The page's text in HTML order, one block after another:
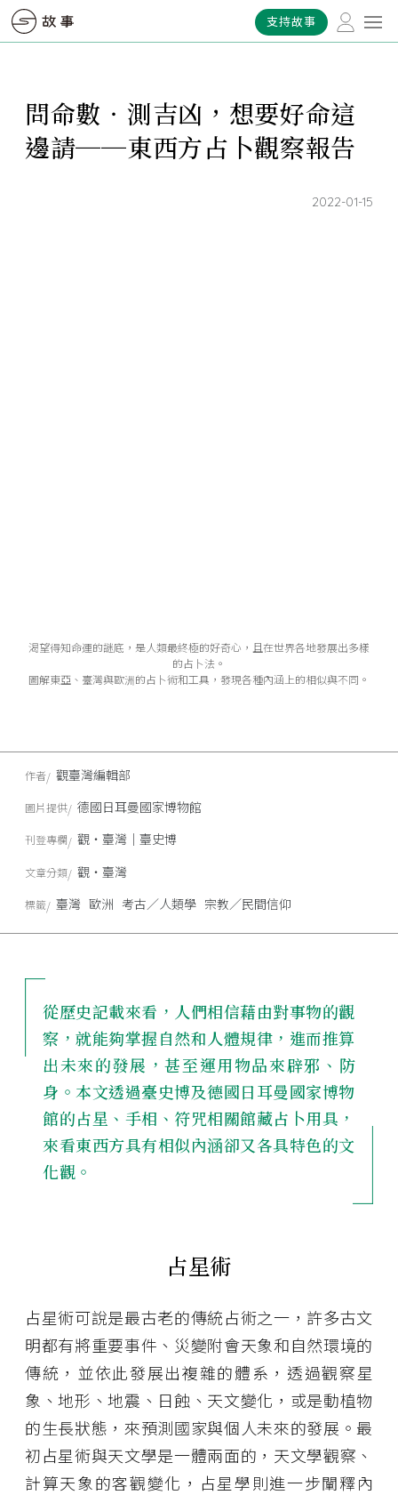
支持故事
問命數‧測吉凶，想要好命這
邊請──東西方占卜觀察報告
2022-01-15
渴望得知命運的謎底，是人類最終極的好奇心，且在世界各地發展出多樣
的占卜法。
圖解東亞、臺灣與歐洲的占卜術和工具，發現各種內涵上的相似與不同。
從歷史記載來看，人們相信藉由對事物的觀
察，就能夠掌握自然和人體規律，進而推算
出未來的發展，甚至運用物品來辟邪、防
身。本文透過臺史博及德國日耳曼國家博物
館的占星、手相、符咒相關館藏占卜用具，
來看東西方具有相似內涵卻又各具特色的文
化觀。
占星術
占星術可說是最古老的傳統占術之一，許多古文
明都有將重要事件、災變附會天象和自然環境的
傳統，並依此發展出複雜的體系，透過觀察星
象、地形、地震、日蝕、天文變化，或是動植物
的生長狀態，來預測國家與個人未來的發展。最
初占星術與天文學是一體兩面的，天文學觀察、
計算天象的客觀變化，占星學則進一步闡釋內
作者 觀臺灣編輯部
圖片提供 德國日耳曼國家博物館
刊登專欄 觀‧臺灣｜臺史博
文章分類 觀‧臺灣
標籤 臺灣 歐洲 考古／人類學 宗教／民間信仰